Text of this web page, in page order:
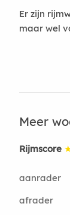
Er zijn
maar wel
Meer
Rijmscore
aanrader
afrader